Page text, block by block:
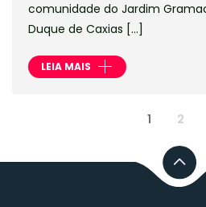
comunidade do Jardim
Duque de Caxias […]
LEIA MAIS
1 2